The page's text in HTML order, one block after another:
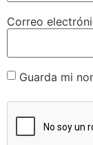
Correo
Guarda mi